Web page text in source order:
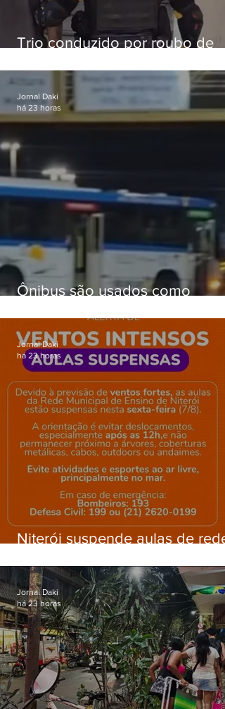
Trio conduzido por roubo de
passagens
Ônibus são usados como
Gardênia Azul
Jornal Daki
há 23 horas
Niterói suspende aulas de rede
ventos fortes nesta sexta (7)
Jornal Daki
há 23 horas
Jornal Daki
há 23 horas